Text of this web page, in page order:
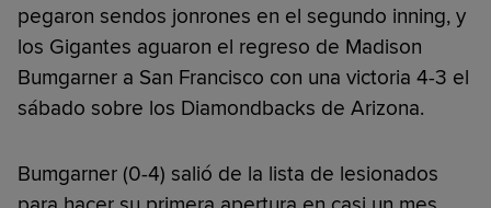
pegaron sendos jonrones en el segundo inning, y
los Gigantes aguaron el regreso de Madison
Bumgarner a San Francisco con una victoria 4-3 el
sábado sobre los Diamondbacks de Arizona.
Bumgarner (0-4) salió de la lista de lesionados